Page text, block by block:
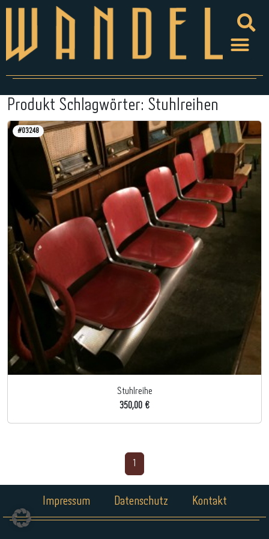
Produkt Schlagwörter: Stuhlreihen
#03248
Stuhlreihe
350,00 €
Impressum Datenschutz Kontakt